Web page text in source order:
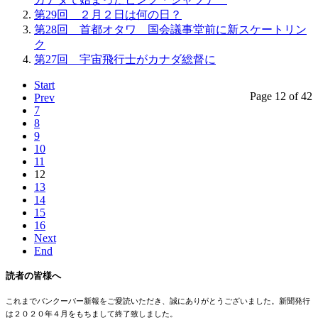
第29回 ２月２日は何の日？
第28回 首都オタワ 国会議事堂前に新スケートリン
ク
第27回 宇宙飛行士がカナダ総督に
Page 12 of 42
Start
Prev
7
8
9
10
11
12
13
14
15
16
Next
End
読者の皆様へ
これまでバンクーバー新報をご愛読いただき、誠にありがとうございました。新聞発行
は２０２０年４月をもちまして終了致しました。